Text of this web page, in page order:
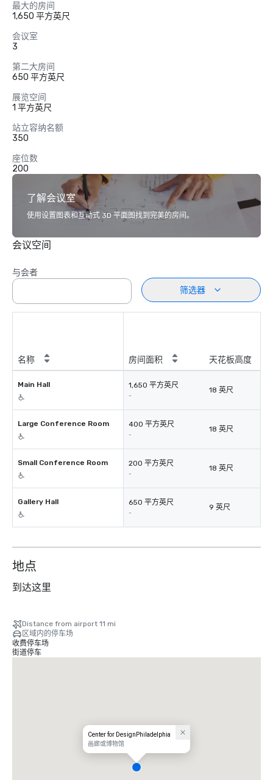
最大的房间
1,650 平方英尺
会议室
3
第二大房间
650 平方英尺
展览空间
1 平方英尺
站立容纳名额
350
座位数
200
了解会议室
使用设置图表和互动式 3D 平面图找到完美的房间。
会议空间
与会者
筛选器
名称 房间面积 天花板高度
Main Hall 1,650 平方英尺
-
18 英尺
Large Conference Room 400 平方英尺
-
18 英尺
Small Conference Room 200 平方英尺
-
18 英尺
Gallery Hall 650 平方英尺
-
9 英尺
地点
到达这里
Distance from airport 11 mi
区域内的停车场
收费停车场
街道停车
Center for DesignPhiladelphia
画廊或博物馆